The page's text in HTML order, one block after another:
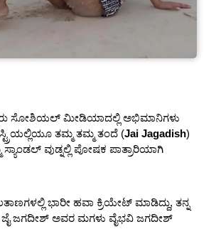
ಸೋಶಿಯಲ್ ಮೀಡಿಯಾದಲ್ಲಿ ಅಭಿಮಾನಿಗಳು
ತಮ್ಮ ತಮ್ಮ ತಂದೆ (Jai Jagadish)
ವುಡ್ನಲ್ಲಿ ಪೋಷಕ ಪಾತ್ರಾರಿಯಾಗಿ
ಭಾರೀ ಹವಾ ಕ್ರಿಯೇಟ್ ಮಾಡಿದ್ದು, ತನ್ನ
ಜೈ ಜಗದೀಶ್ ಅವರ ಮಗಳು ವೈಭವಿ ಜಗದೀಶ್